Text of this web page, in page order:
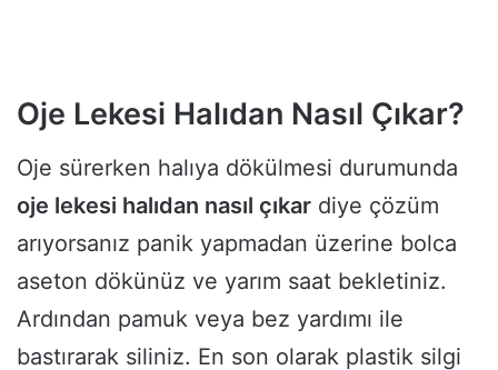
Oje Lekesi Halıdan Nasıl Çıkar?
Oje sürerken halıya dökülmesi durumunda
oje lekesi halıdan nasıl çıkar diye çözüm
arıyorsanız panik yapmadan üzerine bolca
aseton dökünüz ve yarım saat bekletiniz.
Ardından pamuk veya bez yardımı ile
bastırarak siliniz. En son olarak plastik silgi